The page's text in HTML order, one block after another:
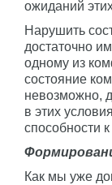
ожиданий
Нарушить
достаточно
одному из
состояние
невозможно,
в этих
способности
Как мы уже